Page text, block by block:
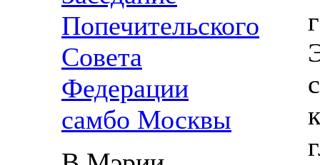
Попечительского
Совета
Федерации
самбо Москвы